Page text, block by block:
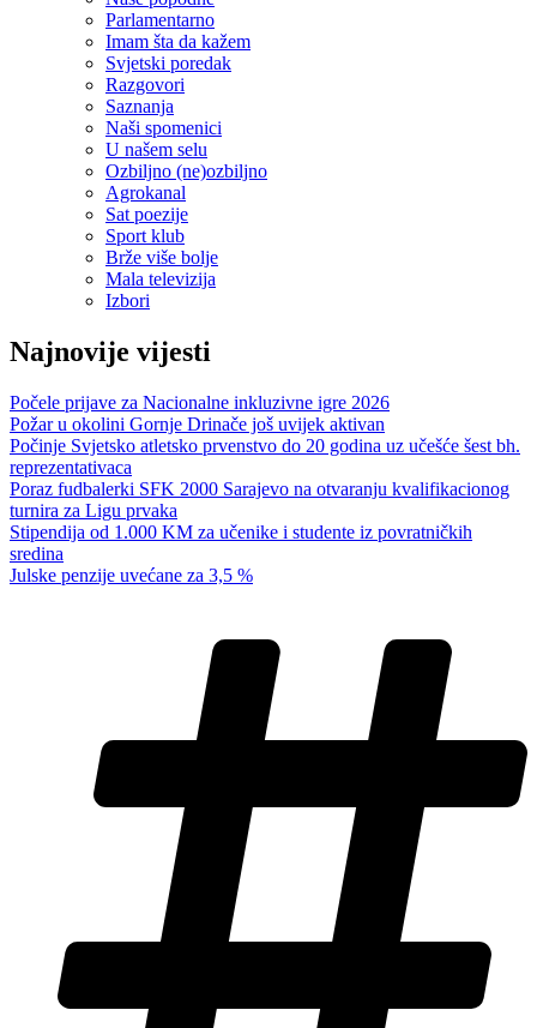
Parlamentarno
Imam šta da kažem
Svjetski poredak
Razgovori
Saznanja
Naši spomenici
U našem selu
Ozbiljno (ne)ozbiljno
Agrokanal
Sat poezije
Sport klub
Brže više bolje
Mala televizija
Izbori
Najnovije vijesti
Počele prijave za Nacionalne inkluzivne igre 2026
Požar u okolini Gornje Drinače još uvijek aktivan
Počinje Svjetsko atletsko prvenstvo do 20 godina uz učešće šest bh.
reprezentativaca
Poraz fudbalerki SFK 2000 Sarajevo na otvaranju kvalifikacionog
turnira za Ligu prvaka
Stipendija od 1.000 KM za učenike i studente iz povratničkih
sredina
Julske penzije uvećane za 3,5 %